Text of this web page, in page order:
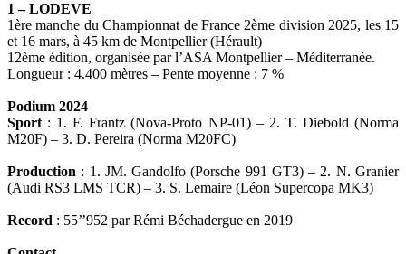
1 – LODEVE
1ère manche du Championnat de France 2ème division 2025, les 15
et 16 mars, à 45 km de Montpellier (Hérault)
12ème édition, organisée par l’ASA Montpellier – Méditerranée.
Longueur : 4.400 mètres – Pente moyenne : 7 %
Podium 2024
Sport : 1. F. Frantz (Nova-Proto NP-01) – 2. T. Diebold (Norma
M20F) – 3. D. Pereira (Norma M20FC)
Production : 1. JM. Gandolfo (Porsche 991 GT3) – 2. N. Granier
(Audi RS3 LMS TCR) – 3. S. Lemaire (Léon Supercopa MK3)
Record : 55’’952 par Rémi Béchadergue en 2019